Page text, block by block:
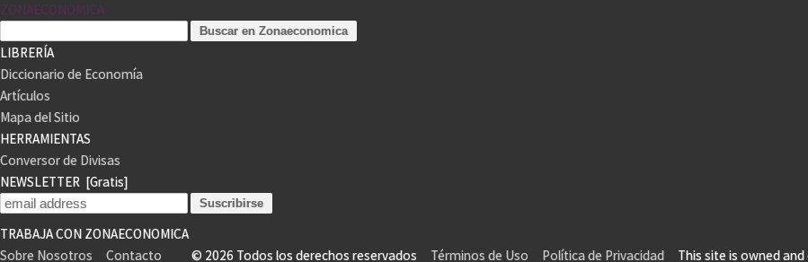
ZONAECONOMICA
LIBRERÍA
Diccionario de Economía
Artículos
Mapa del Sitio
HERRAMIENTAS
Conversor de Divisas
NEWSLETTER [Gratis]
TRABAJA CON ZONAECONOMICA
Sobre Nosotros
Contacto © 2026 Todos los derechos reservados Términos de Uso Política de Privacidad This site is owned and